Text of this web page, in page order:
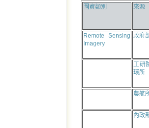
圖資類別 來源
Remote Sensing
Imagery
政府
工研
環所
農航
內政